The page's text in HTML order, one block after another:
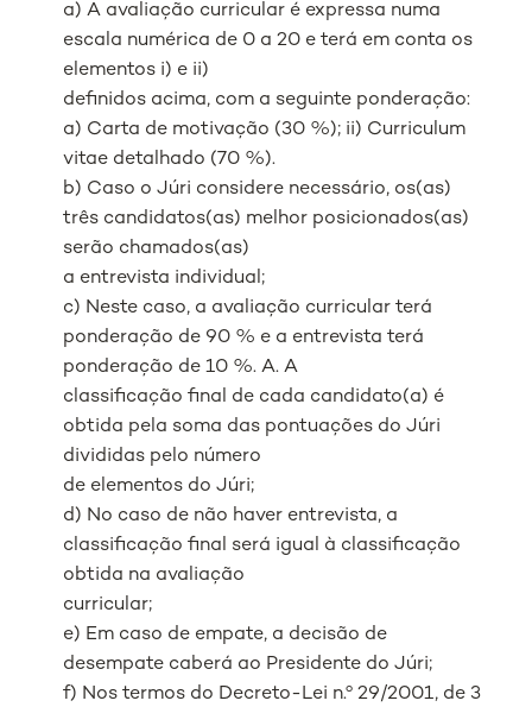
a) A avaliação curricular é expressa numa
escala numérica de 0 a 20 e terá em conta os
elementos i) e ii)
definidos acima, com a seguinte ponderação:
a) Carta de motivação (30 %); ii) Curriculum
vitae detalhado (70 %).
b) Caso o Júri considere necessário, os(as)
três candidatos(as) melhor posicionados(as)
serão chamados(as)
a entrevista individual;
c) Neste caso, a avaliação curricular terá
ponderação de 90 % e a entrevista terá
ponderação de 10 %. A. A
classificação final de cada candidato(a) é
obtida pela soma das pontuações do Júri
divididas pelo número
de elementos do Júri;
d) No caso de não haver entrevista, a
classificação final será igual à classificação
obtida na avaliação
curricular;
e) Em caso de empate, a decisão de
desempate caberá ao Presidente do Júri;
f) Nos termos do Decreto-Lei n.º 29/2001, de 3